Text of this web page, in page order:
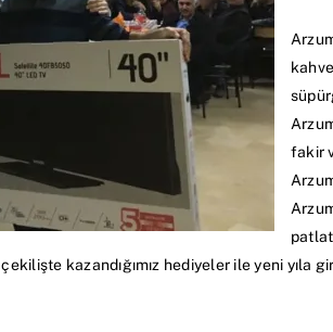
fakir
kazandığımız hediyeler ile yeni yıla